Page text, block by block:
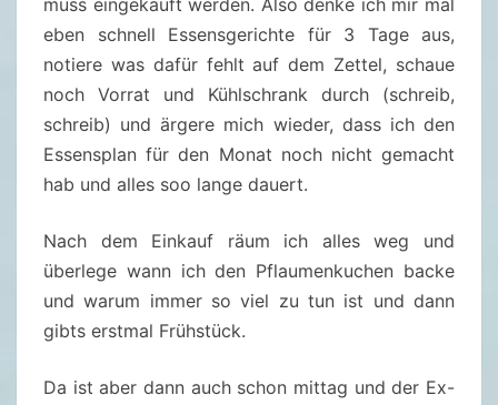
muss eingekauft werden. Also denke ich mir mal
eben schnell Essensgerichte für 3 Tage aus,
notiere was dafür fehlt auf dem Zettel, schaue
noch Vorrat und Kühlschrank durch (schreib,
schreib) und ärgere mich wieder, dass ich den
Essensplan für den Monat noch nicht gemacht
hab und alles soo lange dauert.
Nach dem Einkauf räum ich alles weg und
überlege wann ich den Pflaumenkuchen backe
und warum immer so viel zu tun ist und dann
gibts erstmal Frühstück.
Da ist aber dann auch schon mittag und der Ex-